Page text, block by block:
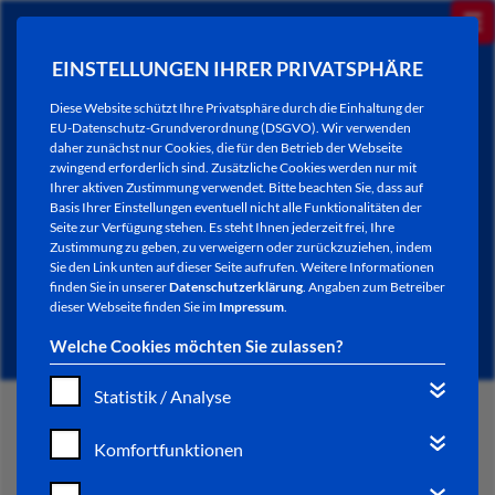
EINSTELLUNGEN IHRER PRIVATSPHÄRE
Diese Website schützt Ihre Privatsphäre durch die Einhaltung der
EU-Datenschutz-Grundverordnung (DSGVO). Wir verwenden
daher zunächst nur Cookies, die für den Betrieb der Webseite
zwingend erforderlich sind. Zusätzliche Cookies werden nur mit
Ihrer aktiven Zustimmung verwendet. Bitte beachten Sie, dass auf
Basis Ihrer Einstellungen eventuell nicht alle Funktionalitäten der
Seite zur Verfügung stehen. Es steht Ihnen jederzeit frei, Ihre
Zustimmung zu geben, zu verweigern oder zurückzuziehen, indem
Sie den Link unten auf dieser Seite aufrufen. Weitere Informationen
finden Sie in unsererDatenschutzerklärung. Angaben zum Betreiber
dieser Webseite finden Sie im Impressum.
Welche Cookies möchten Sie zulassen?
Statistik / Analyse
Komfortfunktionen
NEWSLETTER / CITY LETTER
START